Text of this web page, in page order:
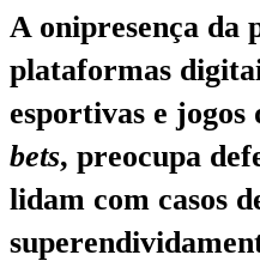
A onipresença da
plataformas
esportivas e jogos
bets, preocupa
lidam com casos